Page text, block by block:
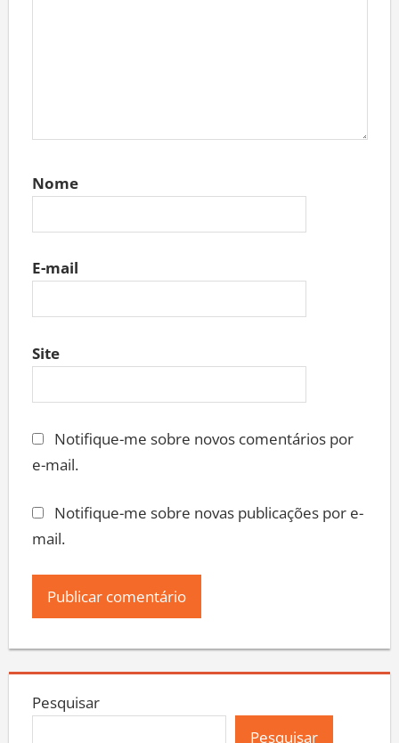
Nome
E-mail
Site
Notifique-me sobre novos comentários por
e-mail.
Notifique-me sobre novas publicações por e-
mail.
Pesquisar
Pesquisar